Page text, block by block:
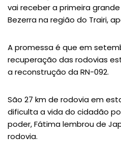
vai receber a primeira
Bezerra na região do Trairi,
A promessa é que em
recuperação das rodovias
a reconstrução da RN-092.
São 27 km de rodovia em
dificulta a vida do cidadão
poder, Fátima lembrou de
rodovia.